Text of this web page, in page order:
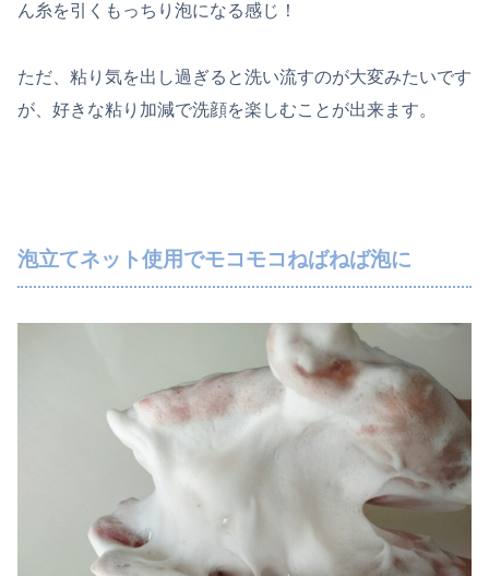
ん糸を引くもっちり泡になる感じ！
ただ、粘り気を出し過ぎると洗い流すのが大変みたいです
が、好きな粘り加減で洗顔を楽しむことが出来ます。
泡立てネット使用でモコモコねばねば泡に